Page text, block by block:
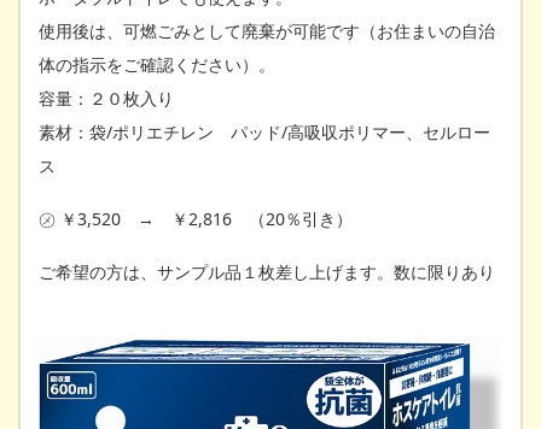
使用後は、可燃ごみとして廃棄が可能です（お住まいの自治
体の指示をご確認ください）。
容量：２０枚入り
素材：袋/ポリエチレン パッド/高吸収ポリマー、セルロー
ス
㋱ ￥3,520 → ￥2,816 （20％引き）
ご希望の方は、サンプル品１枚差し上げます。数に限りあり